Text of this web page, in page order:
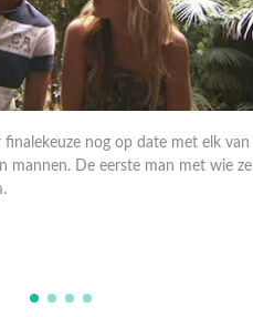
finalekeuze nog op date met elk van
mannen. De eerste man met wie ze